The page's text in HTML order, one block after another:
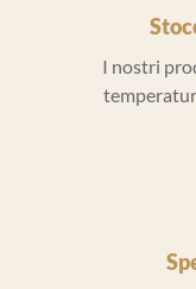
I nostri